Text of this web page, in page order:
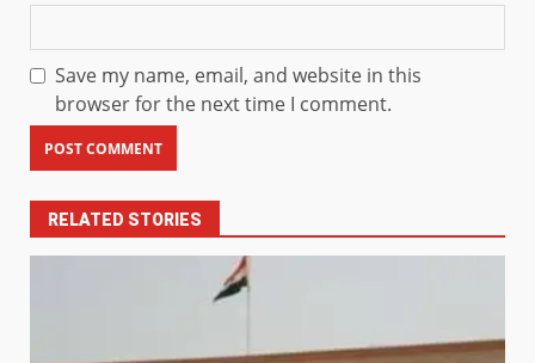
Save my name, email, and website in this
browser for the next time I comment.
RELATED STORIES